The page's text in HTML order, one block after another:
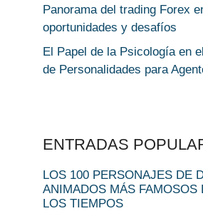
Panorama del trading Forex
oportunidades y desafíos
El Papel de la Psicología en
de Personalidades para
ENTRADAS
LOS 100 PERSONAJES DE
ANIMADOS MÁS FAMOSOS
LOS TIEMPOS